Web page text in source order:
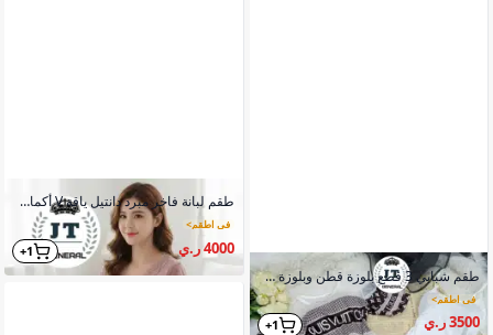
طقم شبابي 3 قطع بلوزة قطن وبلوزة شيفون وبنطلون خامة قطن بارد
في اطقم>
3500 ر.ي 1+
طقم لبانة فاخر مبرد دانتيل ياقة V أكمام خياطة خارجية
في اطقم>
4000 ر.ي 1+